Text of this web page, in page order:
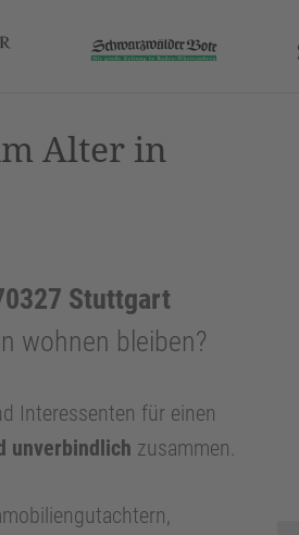
Alter in
Stuttgart
wohnen bleiben?
Interessenten für einen
unverbindlich zusammen.